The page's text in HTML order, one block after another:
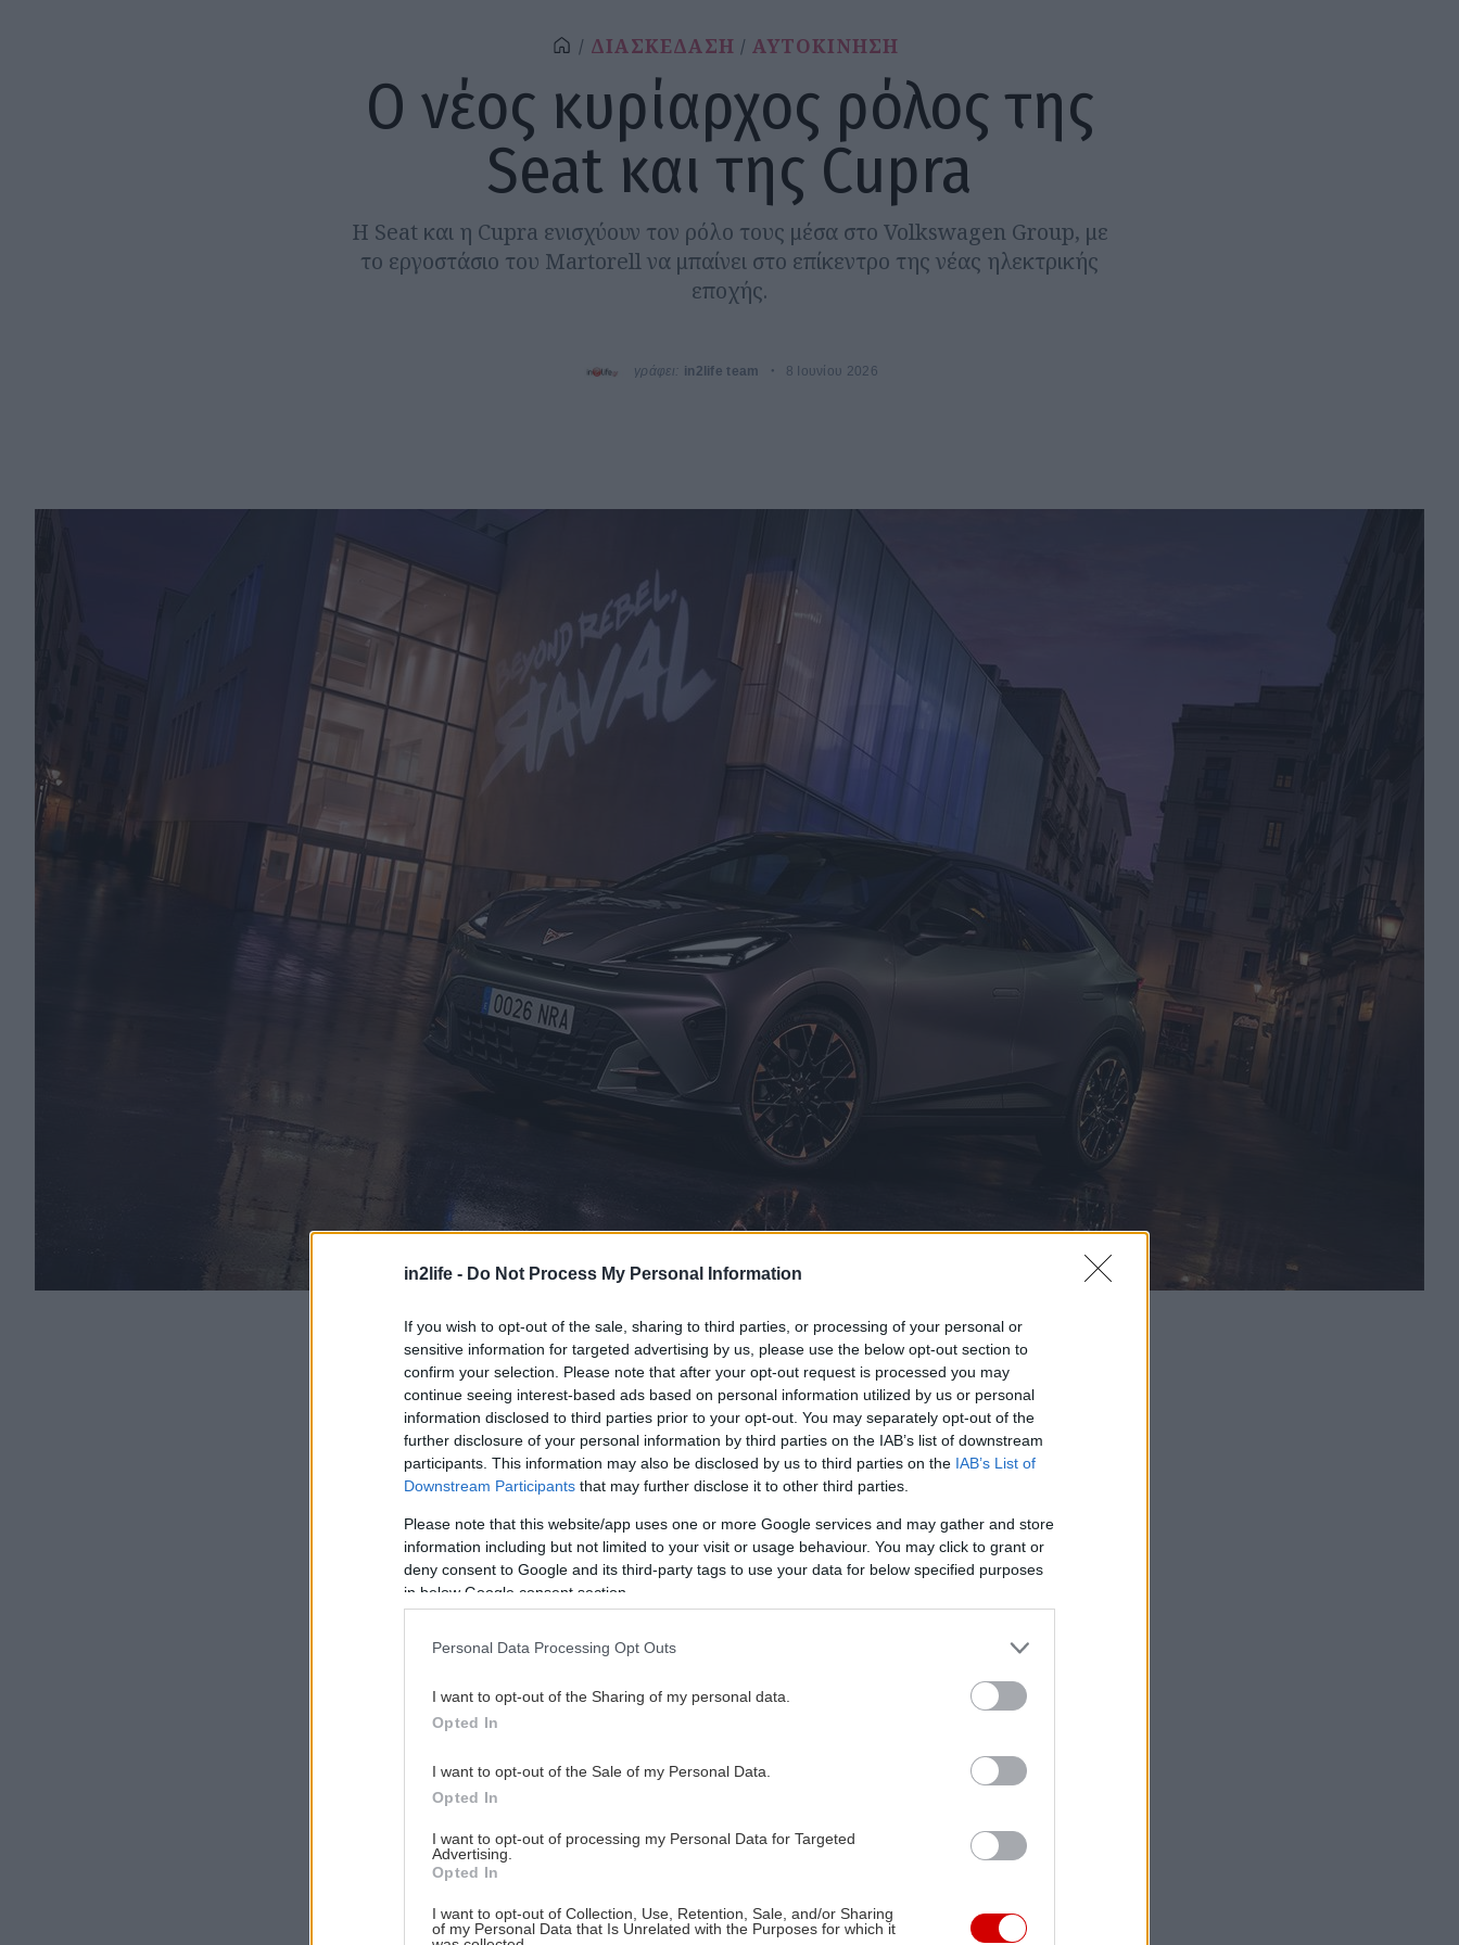
in2life - Do Not Process My Personal Information
If you wish to opt-out of the sale, sharing to third parties, or processing of your personal or
sensitive information for targeted advertising by us, please use the below opt-out section to
confirm your selection. Please note that after your opt-out request is processed you may
continue seeing interest-based ads based on personal information utilized by us or personal
information disclosed to third parties prior to your opt-out. You may separately opt-out of the
further disclosure of your personal information by third parties on the IAB’s list of downstream
participants. This information may also be disclosed by us to third parties on the IAB’s List of
Downstream Participants that may further disclose it to other third parties.
Please note that this website/app uses one or more Google services and may gather and store
information including but not limited to your visit or usage behaviour. You may click to grant or
deny consent to Google and its third-party tags to use your data for below specified purposes
in below Google consent section.
Personal Data Processing Opt Outs
I want to opt-out of the Sharing of my personal data.
Opted In
I want to opt-out of the Sale of my Personal Data.
Opted In
I want to opt-out of processing my Personal Data for Targeted
Advertising.
Opted In
I want to opt-out of Collection, Use, Retention, Sale, and/or Sharing
of my Personal Data that Is Unrelated with the Purposes for which it
ΔΙΑΣΚΕΔΑΣΗ ΑΥΤΟΚΙΝΗΣΗ
Ο νέος κυρίαρχος ρόλος της
Seat και της Cupra
Η Seat και η Cupra ενισχύουν τον ρόλο τους μέσα στο Volkswagen Group, με
το εργοστάσιο του Martorell να μπαίνει στο επίκεντρο της νέας ηλεκτρικής
εποχής.
γράφει: in2life team 8 Ιουνίου 2026